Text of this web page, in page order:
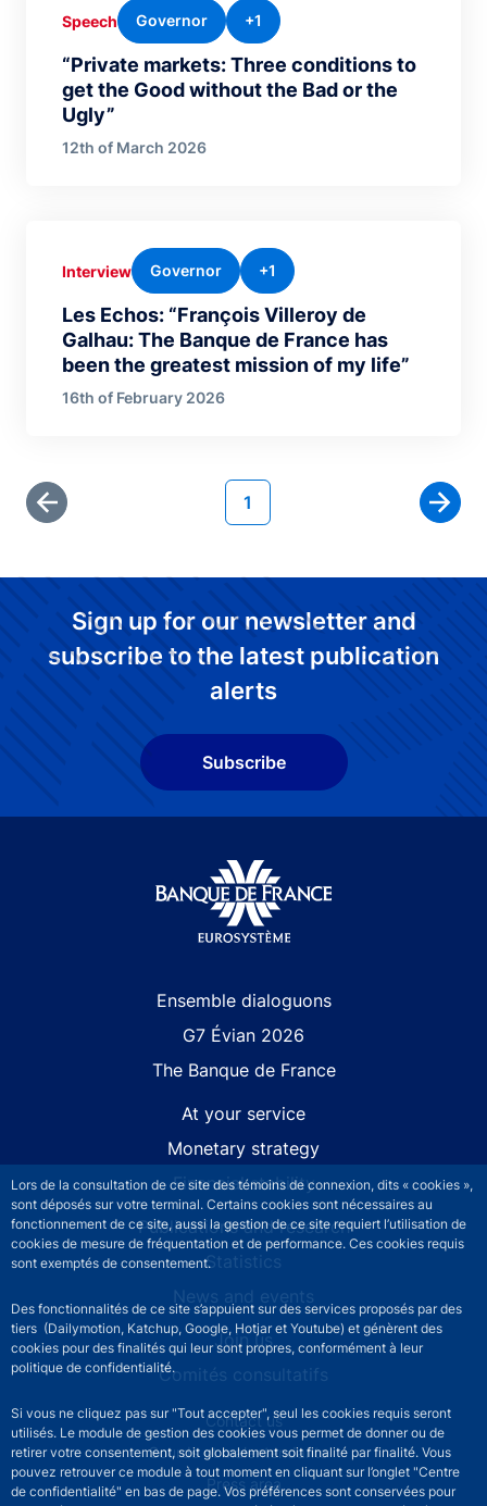
Lors de la consultation de ce site des témoins de connexion, dits « cookies »,
sont déposés sur votre terminal. Certains cookies sont nécessaires au
fonctionnement de ce site, aussi la gestion de ce site requiert l’utilisation de
cookies de mesure de fréquentation et de performance. Ces cookies requis
sont exemptés de consentement.
Des fonctionnalités de ce site s’appuient sur des services proposés par des
tiers (Dailymotion, Katchup, Google, Hotjar et Youtube) et génèrent des
cookies pour des finalités qui leur sont propres, conformément à leur
politique de confidentialité.
Si vous ne cliquez pas sur "Tout accepter", seul les cookies requis seront
utilisés. Le module de gestion des cookies vous permet de donner ou de
retirer votre consentement, soit globalement soit finalité par finalité. Vous
pouvez retrouver ce module à tout moment en cliquant sur l’onglet "Centre
de confidentialité" en bas de page. Vos préférences sont conservées pour
“Private markets: Three conditions to
get the Good without the Bad or the
Ugly”
Speech Governor +1
12th of March 2026
Les Echos: “François Villeroy de
Galhau: The Banque de France has
been the greatest mission of my life”
Interview Governor +1
16th of February 2026
First page
Current page
1
Next
Sign up for our newsletter and
subscribe to the latest publication
alerts
Subscribe
Ensemble dialoguons
G7 Évian 2026
The Banque de France
At your service
Monetary strategy
Financial stability
Publications and research
Statistics
News and events
Join us
Comités consultatifs
Footer secondary menuContact us
Sourds et malentendants
Press area